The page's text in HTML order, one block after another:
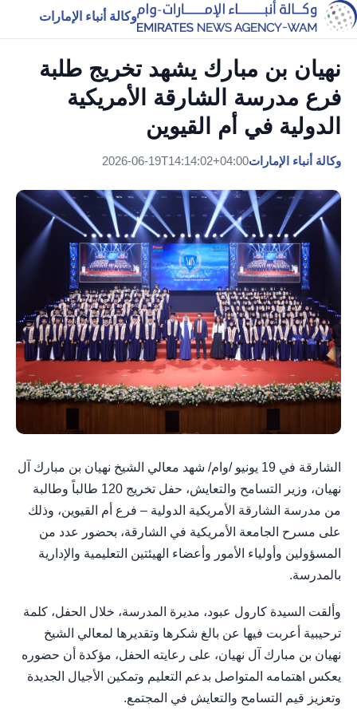
وكالة أنباء الإمارات
نهيان بن مبارك يشهد تخريج طلبة
فرع مدرسة الشارقة الأمريكية
الدولية في أم القيوين
وكالة أنباء الإمارات2026-06-19T14:14:02+04:00
الشارقة في 19 يونيو /وام/ شهد معالي الشيخ نهيان بن مبارك آل
نهيان، وزير التسامح والتعايش، حفل تخريج 120 طالباً وطالبة
من مدرسة الشارقة الأمريكية الدولية – فرع أم القيوين، وذلك
على مسرح الجامعة الأمريكية في الشارقة، بحضور عدد من
المسؤولين وأولياء الأمور وأعضاء الهيئتين التعليمية والإدارية
بالمدرسة.
وألقت السيدة كارول عبود، مديرة المدرسة، خلال الحفل، كلمة
ترحيبية أعربت فيها عن بالغ شكرها وتقديرها لمعالي الشيخ
نهيان بن مبارك آل نهيان، على رعايته الحفل، مؤكدة أن حضوره
يعكس اهتمامه المتواصل بدعم التعليم وتمكين الأجيال الجديدة
وتعزيز قيم التسامح والتعايش في المجتمع.